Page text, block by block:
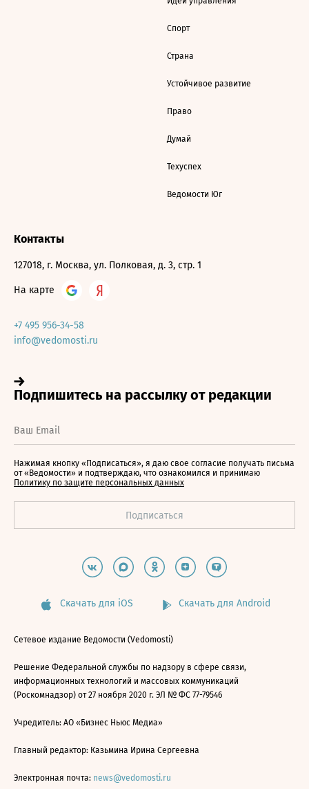
Спорт
Страна
Устойчивое развитие
Право
Думай
Техуспех
Ведомости Юг
Контакты
127018, г. Москва, ул. Полковая, д. 3, стр. 1
На карте
+7 495 956-34-58
info@vedomosti.ru
Нажимая кнопку «Подписаться», я даю свое согласие получать письма
от «Ведомости» и подтверждаю, что ознакомился и принимаю
Политику по защите персональных данных
Скачать для iOS Скачать для Android
Сетевое издание Ведомости (Vedomosti)
Решение Федеральной службы по надзору в сфере связи,
информационных технологий и массовых коммуникаций
(Роскомнадзор) от 27 ноября 2020 г. ЭЛ № ФС 77-79546
Учредитель: АО «Бизнес Ньюс Медиа»
Главный редактор: Казьмина Ирина Сергеевна
Электронная почта: news@vedomosti.ru